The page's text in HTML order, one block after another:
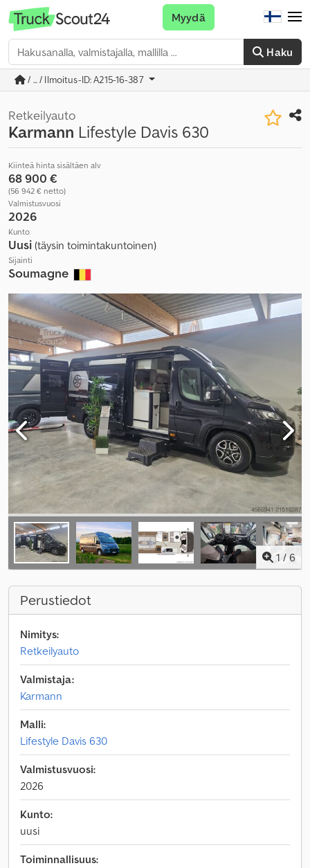
Haku
Myydä
/ ... / Ilmoitus-ID: A215-16-387
Retkeilyauto
Karmann Lifestyle Davis 630
Kiinteä hinta sisältäen alv
68 900 €
(56 942 € netto)
Valmistusvuosi
2026
Kunto
Uusi (täysin toimintakuntoinen)
Sijainti
Soumagne
1 / 6
Perustiedot
Nimitys:
Retkeilyauto
Valmistaja:
Karmann
Malli:
Lifestyle Davis 630
Valmistusvuosi:
2026
Kunto:
uusi
Toiminnallisuus: